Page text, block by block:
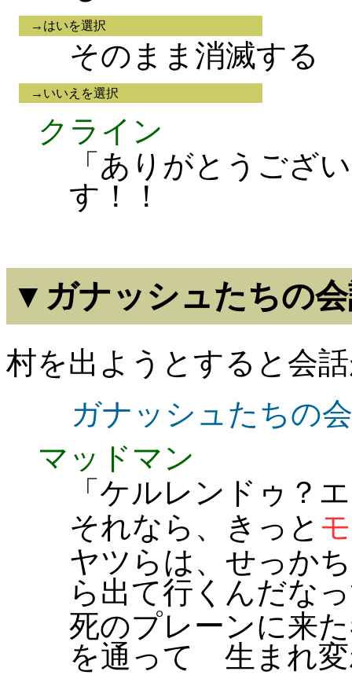
→はいを選択
そのまま消滅する
→いいえを選択
クライン
「ありがとうござ
す！！
▼ガナッシュたちの
村を出ようとすると会
ガナッシュたちの
マッドマン
「ケルレンドゥ？
それなら、きっと
ヤツらは、せっか
ら出て行くんだな
死のプレーンに来
を通って 生まれ